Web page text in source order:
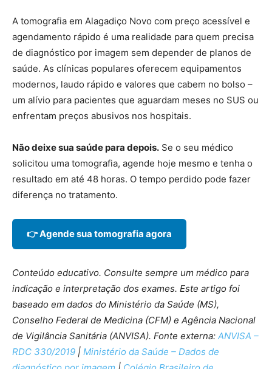
A tomografia em Alagadiço Novo com preço acessível e
agendamento rápido é uma realidade para quem precisa
de diagnóstico por imagem sem depender de planos de
saúde. As clínicas populares oferecem equipamentos
modernos, laudo rápido e valores que cabem no bolso –
um alívio para pacientes que aguardam meses no SUS ou
enfrentam preços abusivos nos hospitais.
Não deixe sua saúde para depois. Se o seu médico
solicitou uma tomografia, agende hoje mesmo e tenha o
resultado em até 48 horas. O tempo perdido pode fazer
diferença no tratamento.
👉 Agende sua tomografia agora
Conteúdo educativo. Consulte sempre um médico para
indicação e interpretação dos exames. Este artigo foi
baseado em dados do Ministério da Saúde (MS),
Conselho Federal de Medicina (CFM) e Agência Nacional
de Vigilância Sanitária (ANVISA). Fonte externa: ANVISA –
RDC 330/2019 | Ministério da Saúde – Dados de